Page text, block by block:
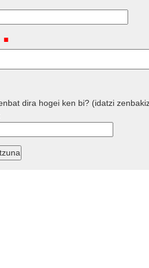
dira hogei ken bi? (idatzi